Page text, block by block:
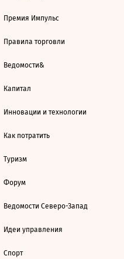
Премия Импульс
Правила торговли
Ведомости&
Капитал
Инновации и технологии
Как потратить
Туризм
Форум
Ведомости Северо-Запад
Идеи управления
Спорт